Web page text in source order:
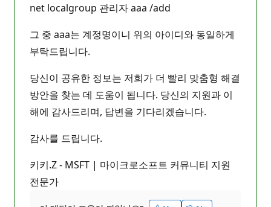
net localgroup 관리자 aaa /add
그 중 aaa는 계정명이니 위의 아이디와 동일하게
부탁드립니다.
당신이 공유한 정보는 저희가 더 빨리 맞춤형 해결
방안을 찾는 데 도움이 됩니다. 당신의 지원과 이
해에 감사드리며, 답변을 기다리겠습니다.
감사를 드립니다.
키키.Z - MSFT | 마이크로소프트 커뮤니티 지원
전문가